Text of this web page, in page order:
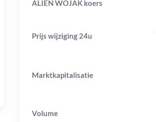
ALIEN WOJAK koers
Prijs wijziging 24u
Marktkapitalisatie
Volume